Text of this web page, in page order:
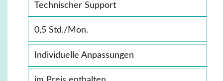
Technischer Support
0,5 Std./Mon.
Individuelle Anpassungen